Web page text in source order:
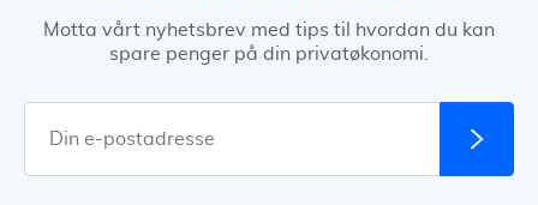
Motta vårt nyhetsbrev med tips til hvordan du kan
spare penger på din privatøkonomi.